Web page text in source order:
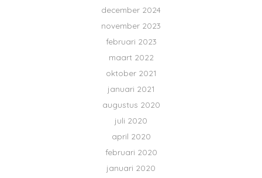
december 2024
november 2023
februari 2023
maart 2022
oktober 2021
januari 2021
augustus 2020
juli 2020
april 2020
februari 2020
januari 2020